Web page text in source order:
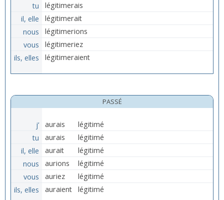
tu
légitimerais
il, elle
légitimerait
nous
légitimerions
vous
légitimeriez
ils, elles
légitimeraient
PASSÉ
j’ aurais
légitimé
tu
aurais
légitimé
il, elle
aurait
légitimé
nous
aurions
légitimé
vous
auriez
légitimé
ils, elles
auraient légitimé